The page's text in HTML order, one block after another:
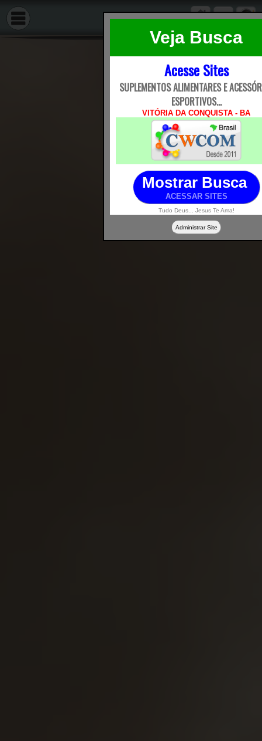
Veja Busca
Acesse Sites
SUPLEMENTOS ALIMENTARES E
ESPORTIVOS...
VITÓRIA DA CONQUISTA - BA
Mostrar Busca
ACESSAR SITES
Tudo Deus... Jesus Te Ama!
Administrar Site